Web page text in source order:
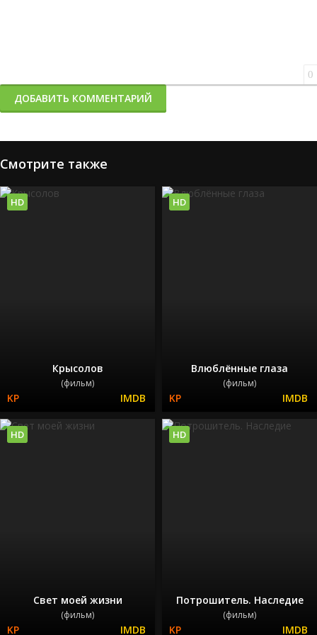
0
ДОБАВИТЬ КОММЕНТАРИЙ
Смотрите также
Крысолов
(фильм)
HD
Влюблённые глаза
(фильм)
HD
Свет моей жизни
(фильм)
HD
Потрошитель. Наследие
(фильм)
HD